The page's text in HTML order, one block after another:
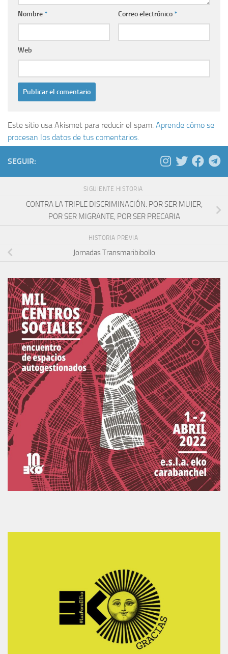
Nombre* Correo electrónico*
Web
Este sitio usa Akismet para reducir el spam. Aprende cómo se
procesan los datos de tus comentarios.
SEGUIR:
SIGUIENTE HISTORIA
CONTRA LA TRIPLE DISCRIMINACIÓN: POR SER MUJER,
POR SER MIGRANTE, POR SER PRECARIA
HISTORIA PREVIA
Jornadas Transmaribibollo